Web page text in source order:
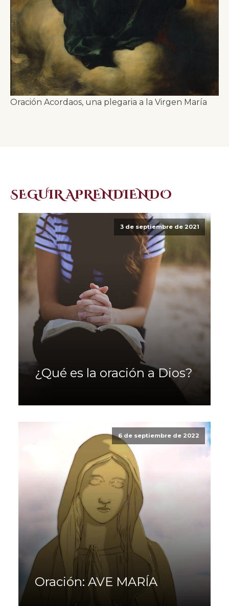
Oración Acordaos, una plegaria a la Virgen María
SEGUIR APRENDIENDO
3 de septiembre de 2021
¿Qué es la oración a Dios?
6 de septiembre de 2022
Oración: AVE MARÍA